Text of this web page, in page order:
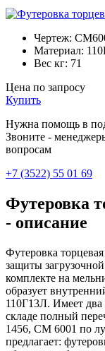
Чертеж:
Материал:
Вес кг: 71
Цена по запросу
Купить
Нужна помощь в
Звоните -
вопросам
+7 (3522) 55 01 69
Футеровка
- описание
Футеровка
защиты
комплекте на
образует
110Г13Л. Имеет два
складе полный
1456, СМ 6001 по
предлагает: